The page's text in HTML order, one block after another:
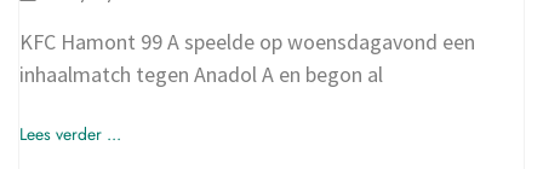
KFC Hamont 99 A speelde op woensdagavond een
inhaalmatch tegen Anadol A en begon al
Lees verder ...